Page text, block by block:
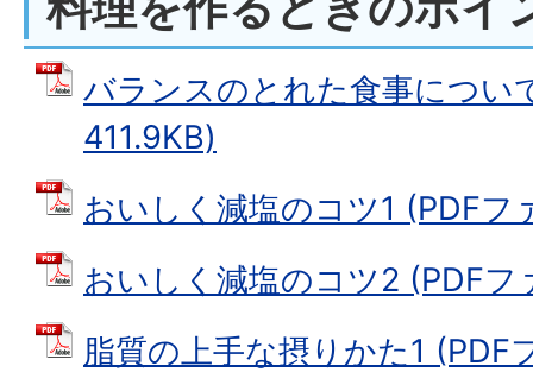
バランスのとれた食事につい
411.9KB)
おいしく減塩のコツ1 (PDFフ
おいしく減塩のコツ2 (PDFフ
脂質の上手な摂りかた1 (PDF